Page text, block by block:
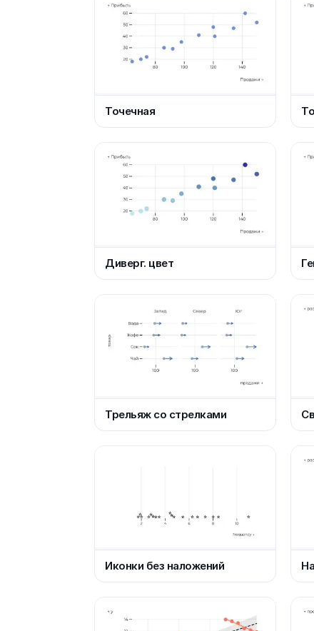
Точечная
Диверг. цвет
Трельяж со стрелками
Иконки без наложений